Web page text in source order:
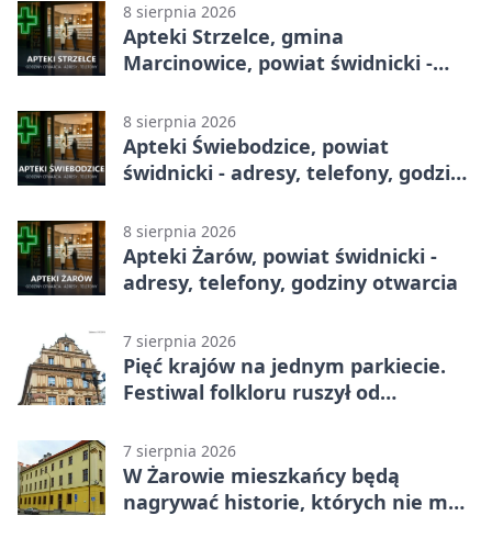
8 sierpnia 2026
Apteki Strzelce, gmina
Marcinowice, powiat świdnicki -
8 sierpnia 2026
Apteki Świebodzice, powiat
świdnicki - adresy, telefony, godziny
8 sierpnia 2026
Apteki Żarów, powiat świdnicki -
adresy, telefony, godziny otwarcia
7 sierpnia 2026
Pięć krajów na jednym parkiecie.
Festiwal folkloru ruszył od
7 sierpnia 2026
W Żarowie mieszkańcy będą
nagrywać historie, których nie ma